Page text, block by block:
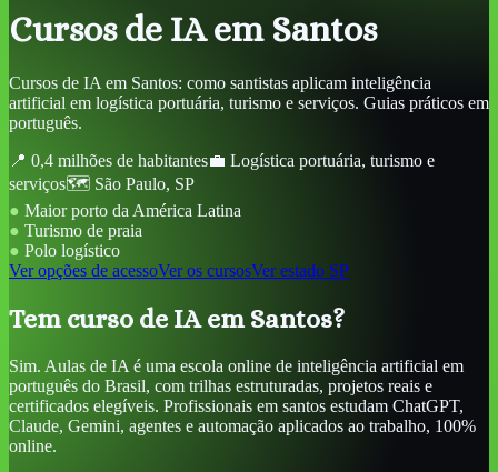
Cursos de IAem Santos
Cursos de IA em Santos: como santistas aplicam inteligência
artificial em logística portuária, turismo e serviços. Guias práticos em
português.
📍 0,4 milhões de habitantes💼 Logística portuária, turismo e
serviços🗺️ São Paulo, SP
● Maior porto da América Latina
● Turismo de praia
● Polo logístico
Ver opções de acessoVer os cursosVer estado SP
Tem curso de IA em Santos?
Sim. Aulas de IA é uma escola online de inteligência artificial em
português do Brasil, com trilhas estruturadas, projetos reais e
certificados elegíveis. Profissionais em santos estudam ChatGPT,
Claude, Gemini, agentes e automação aplicados ao trabalho, 100%
online.